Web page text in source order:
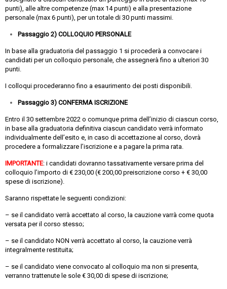
punti), alle altre competenze (max 14 punti) e alla presentazione
personale (max 6 punti), per un totale di 30 punti massimi.
Passaggio 2) COLLOQUIO PERSONALE
In base alla graduatoria del passaggio 1 si procederà a convocare i
candidati per un colloquio personale, che assegnerà fino a ulteriori 30
punti.
I colloqui procederanno fino a esaurimento dei posti disponibili.
Passaggio 3) CONFERMA ISCRIZIONE
Entro il 30 settembre 2022 o comunque prima dell’inizio di ciascun corso,
in base alla graduatoria definitiva ciascun candidato verrà informato
individualmente dell’esito e, in caso di accettazione al corso, dovrà
procedere a formalizzare l’iscrizione e a pagare la prima rata.
IMPORTANTE: i candidati dovranno tassativamente versare prima del
colloquio l’importo di € 230,00 (€ 200,00 preiscrizione corso + € 30,00
spese di iscrizione).
Saranno rispettate le seguenti condizioni:
– se il candidato verrà accettato al corso, la cauzione varrà come quota
versata per il corso stesso;
– se il candidato NON verrà accettato al corso, la cauzione verrà
integralmente restituita;
– se il candidato viene convocato al colloquio ma non si presenta,
verranno trattenute le sole € 30,00 di spese di iscrizione;